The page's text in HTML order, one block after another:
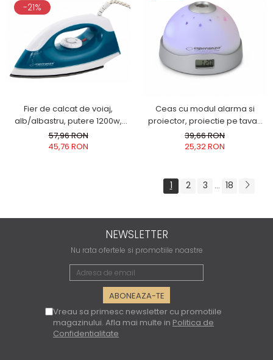
-21%
Fier de calcat de voiaj,
alb/albastru, putere 1200w,
indicator LED, control
temperatura, dimensiuni
57,96 RON
45,76 RON
Ceas cu modul alarma si
proiector, proiectie pe tavan
cu imagini preferentiale de ora
afisata sau cer instelat
39,66 RON
25,32 RON
1 2 3 ... 18
NEWSLETTER
Nu rata ofertele si promotiile noastre
Vreau sa primesc newsletter cu promotiile
magazinului. Afla mai multe in Politica de
Confidentialitate